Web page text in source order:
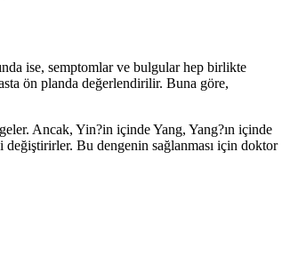
ise, semptomlar ve bulgular hep birlikte
ön planda değerlendirilir. Buna göre,
Ancak, Yin?in içinde Yang, Yang?ın içinde
değiştirirler. Bu dengenin sağlanması için doktor